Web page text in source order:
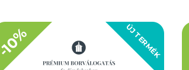
ÚJ TERMÉK
-10%